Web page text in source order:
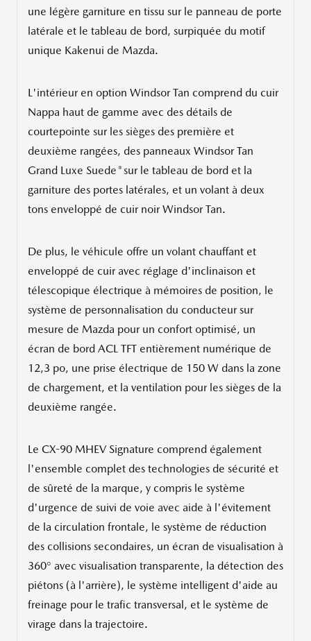
une légère garniture en tissu sur le panneau de porte
latérale et le tableau de bord, surpiquée du motif
unique Kakenui de Mazda.
L'intérieur en option Windsor Tan comprend du cuir
Nappa haut de gamme avec des détails de
courtepointe sur les sièges des première et
deuxième rangées, des panneaux Windsor Tan
Grand Luxe Suede ®sur le tableau de bord et la
garniture des portes latérales, et un volant à deux
tons enveloppé de cuir noir Windsor Tan.
De plus, le véhicule offre un volant chauffant et
enveloppé de cuir avec réglage d'inclinaison et
télescopique électrique à mémoires de position, le
système de personnalisation du conducteur sur
mesure de Mazda pour un confort optimisé, un
écran de bord ACL TFT entièrement numérique de
12,3 po, une prise électrique de 150 W dans la zone
de chargement, et la ventilation pour les sièges de la
deuxième rangée.
Le CX-90 MHEV Signature comprend également
l'ensemble complet des technologies de sécurité et
de sûreté de la marque, y compris le système
d'urgence de suivi de voie avec aide à l'évitement
de la circulation frontale, le système de réduction
des collisions secondaires, un écran de visualisation à
360° avec visualisation transparente, la détection des
piétons (à l'arrière), le système intelligent d'aide au
freinage pour le trafic transversal, et le système de
virage dans la trajectoire.